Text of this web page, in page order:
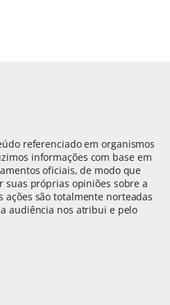
referenciado em organismos
informações com base em
oficiais, de modo que
suas próprias opiniões sobre a
ações são totalmente norteadas
audiência nos atribui e pelo